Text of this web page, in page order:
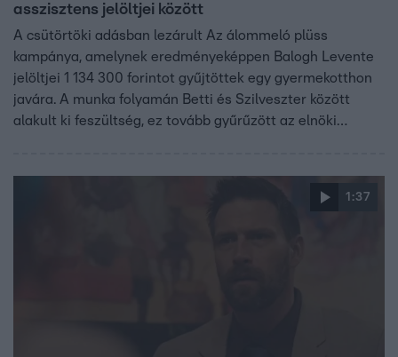
asszisztens jelöltjei között
A csütörtöki adásban lezárult Az álommeló plüss
kampánya, amelynek eredményeképpen Balogh Levente
jelöltjei 1 134 300 forintot gyűjtöttek egy gyermekotthon
javára. A munka folyamán Betti és Szilveszter között
alakult ki feszültség, ez tovább gyűrűzött az elnöki
úgy kívánta orvosolni, hogy azoknak, akiknek problémájuk
1:37